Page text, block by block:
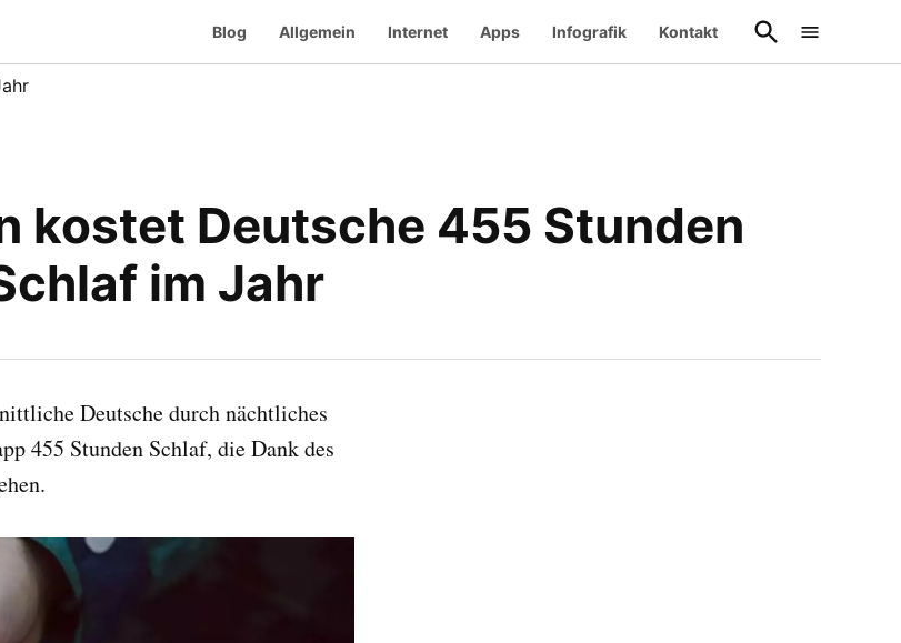
Blog Allgemein Internet Apps Infografik Kontakt
Suche
öffnen
kostet Deutsche 455 Stunden
im Jahr
Deutsche durch nächtliches
455 Stunden Schlaf, die Dank des